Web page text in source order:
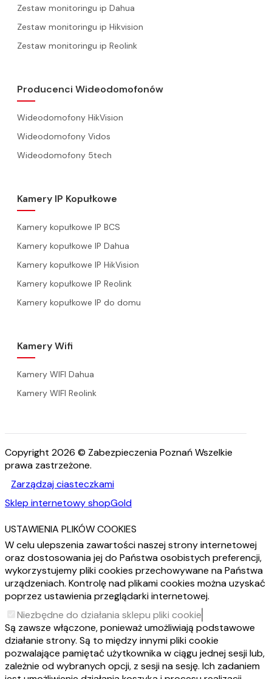
Zestaw monitoringu ip Dahua
Zestaw monitoringu ip Hikvision
Zestaw monitoringu ip Reolink
Producenci Wideodomofonów
Wideodomofony HikVision
Wideodomofony Vidos
Wideodomofony 5tech
Kamery IP Kopułkowe
Kamery kopułkowe IP BCS
Kamery kopułkowe IP Dahua
Kamery kopułkowe IP HikVision
Kamery kopułkowe IP Reolink
Kamery kopułkowe IP do domu
Kamery Wifi
Kamery WIFI Dahua
Kamery WIFI Reolink
Copyright 2026 © Zabezpieczenia Poznań Wszelkie
prawa zastrzeżone.
Zarządzaj ciasteczkami
Sklep internetowy shopGold
USTAWIENIA PLIKÓW COOKIES
W celu ulepszenia zawartości naszej strony internetowej
oraz dostosowania jej do Państwa osobistych preferencji,
wykorzystujemy pliki cookies przechowywane na Państwa
urządzeniach. Kontrolę nad plikami cookies można uzyskać
poprzez ustawienia przeglądarki internetowej.
Niezbędne do działania sklepu pliki cookie
Są zawsze włączone, ponieważ umożliwiają podstawowe
działanie strony. Są to między innymi pliki cookie
pozwalające pamiętać użytkownika w ciągu jednej sesji lub,
zależnie od wybranych opcji, z sesji na sesję. Ich zadaniem